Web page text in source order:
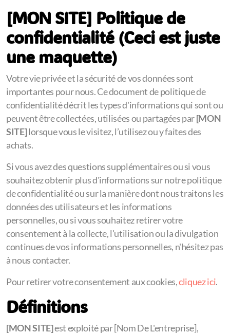
[MON SITE] Politique de
confidentialité (Ceci est juste
une maquette)
Votre vie privée et la sécurité de vos données sont
importantes pour nous. Ce document de politique de
confidentialité décrit les types d'informations qui sont ou
peuvent être collectées, utilisées ou partagées par[MON
SITE]lorsque vous le visitez, l’utilisez ou y faites des
achats.
Si vous avez des questions supplémentaires ou si vous
souhaitez obtenir plus d'informations sur notre politique
de confidentialité ou sur la manière dont nous traitons les
données des utilisateurs et les informations
personnelles, ou si vous souhaitez retirer votre
consentement à la collecte, l'utilisation ou la divulgation
continues de vos informations personnelles, n'hésitez pas
à nous contacter.
Pour retirer votre consentement aux cookies,cliquez ici.
Définitions
[MON SITE]est exploité par [Nom De L'entreprise],